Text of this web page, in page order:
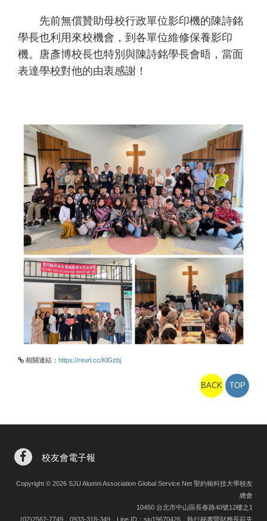
先前無償贊助母校行政單位影印機的陳詩銘
學長也利用來校機會，到各單位維修保養影印
機。唐彥博校長也特別與陳詩銘學長會晤，當面
表達學校對他的由衷感謝！
相關連結： https://reurl.cc/KlGzbj
BACK TOP
校友會電子報
Copyright © 2026 SJU Alumni Association Global Service Net 聖約翰科技大學校友
總會
10450 台北市中山區長春路40號12樓之1
(02)2567-7749，0933-318-349，Line ID：sju19670426，執行秘書暨財務長莊先